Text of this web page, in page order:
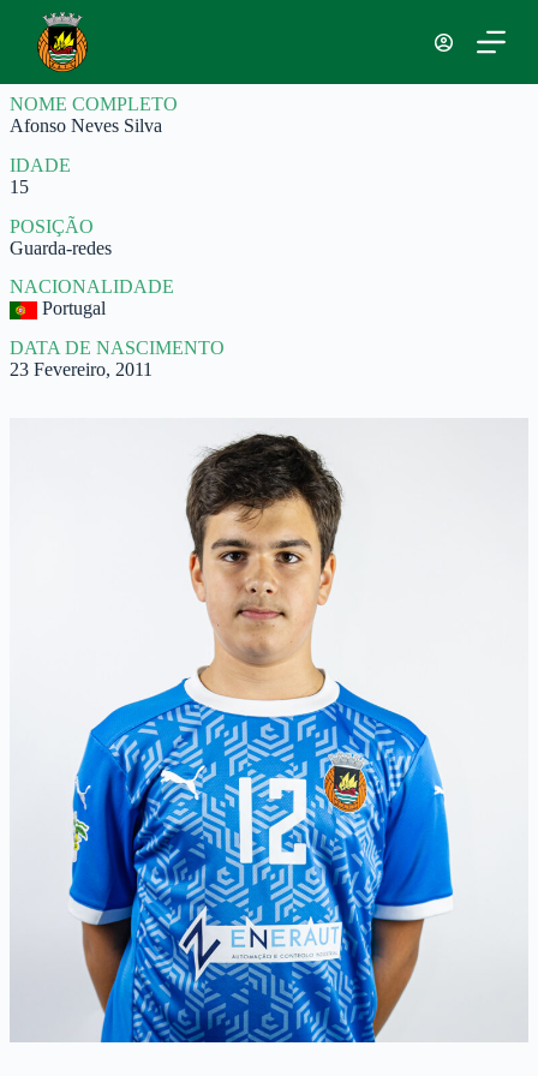
a
r
p
r
a
o
c
o
n
t
e
ú
d
NOME COMPLETO
Afonso Neves Silva
IDADE
15
POSIÇÃO
Guarda-redes
NACIONALIDADE
Portugal
DATA DE NASCIMENTO
23 Fevereiro, 2011